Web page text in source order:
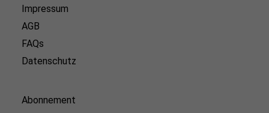
Impressum
AGB
FAQs
Datenschutz
Abonnement